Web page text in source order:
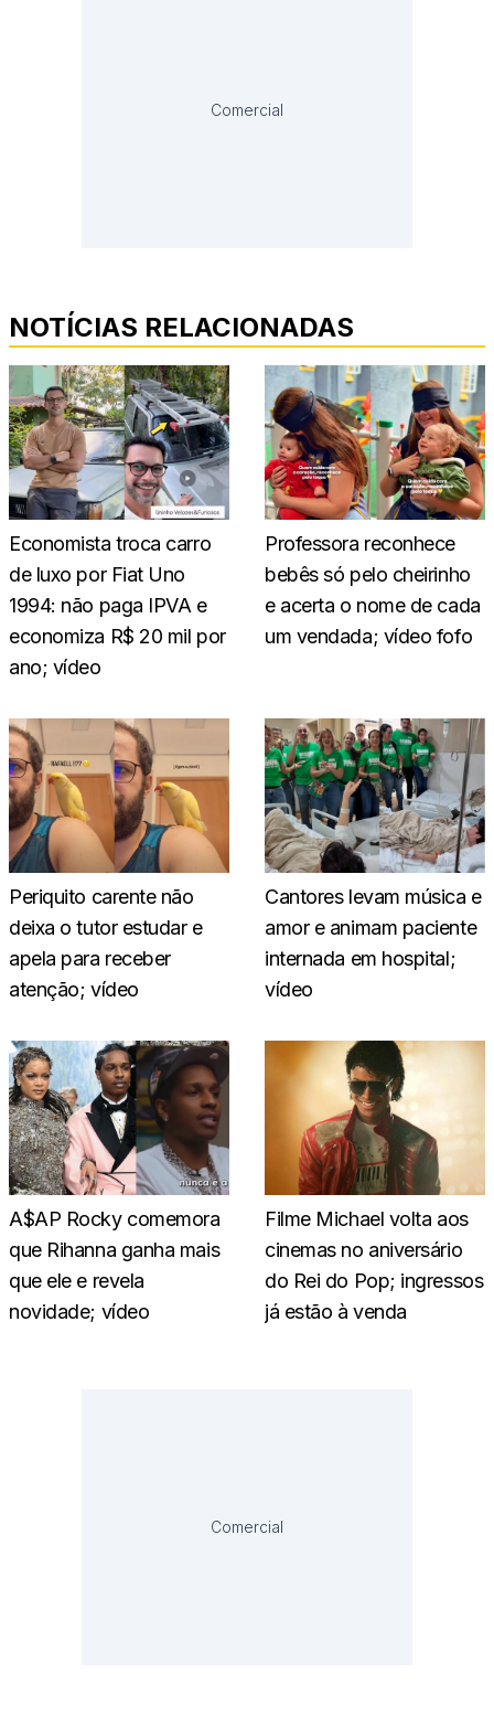
Comercial
NOTÍCIAS RELACIONADAS
Economista troca carro
de luxo por Fiat Uno
1994: não paga IPVA e
economiza R$ 20 mil por
ano; vídeo
Professora reconhece
bebês só pelo cheirinho
e acerta o nome de cada
um vendada; vídeo fofo
Periquito carente não
deixa o tutor estudar e
apela para receber
atenção; vídeo
Cantores levam música e
amor e animam paciente
internada em hospital;
vídeo
A$AP Rocky comemora
que Rihanna ganha mais
que ele e revela
novidade; vídeo
Filme Michael volta aos
cinemas no aniversário
do Rei do Pop; ingressos
já estão à venda
Comercial